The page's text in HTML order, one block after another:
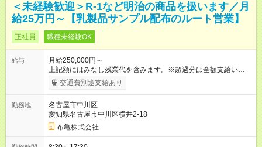
＜未経験歓迎＞R-1など明治の商品を扱います／月
給25万円～【乳製品サンプル配布のルート営業】
正社員 職種未経験OK
給与
月給250,000円～
上記額にはみなし残業代を含みます。※超過分は全額支給いたし
ます。 みなし残業代 50,000円／月 みなし残業時間 27時間／月
※試用期間は3ヶ月で、その間の条件に変更はありません。 ※上
円／月）が含まれます。残業時間の超過分は別途支給。 ＜月収
例＞ ・月収30万円（固定給＋インセンティブ5万円） ・月収34
万円（固定給＋インセンティブ9万円） ※インセンティブによっ
て月収38万円以上も十分に可能です。 ◆頑張りが収入に直結！
明確な給与体系◆ 月給25万円の固定給に加え、成果に応じたイ
交通費別途支給あり
勤務地
名古屋市中川区
愛知県名古屋市中川区横井2-18
布亀株式会社